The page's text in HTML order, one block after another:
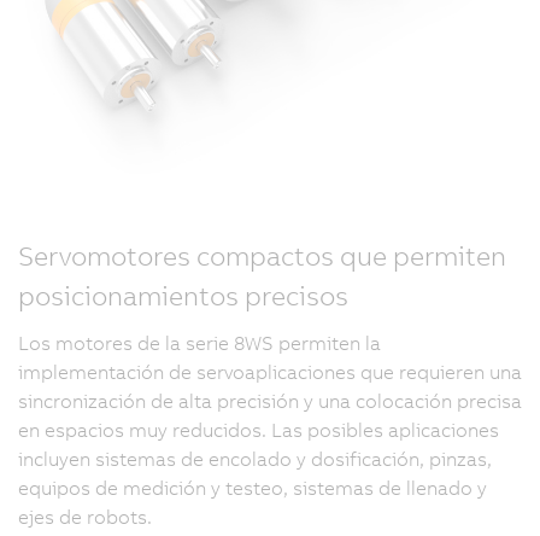
Servomotores compactos que permiten
posicionamientos precisos
Los motores de la serie 8WS permiten la
implementación de servoaplicaciones que requieren una
sincronización de alta precisión y una colocación precisa
en espacios muy reducidos. Las posibles aplicaciones
incluyen sistemas de encolado y dosificación, pinzas,
equipos de medición y testeo, sistemas de llenado y
ejes de robots.